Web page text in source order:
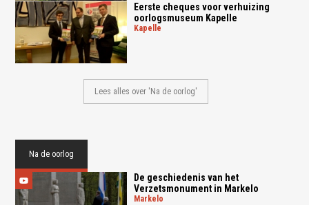
Eerste cheques voor verhuizing
oorlogsmuseum Kapelle
kapelle
Lees alles over 'Na de oorlog'
Na de oorlog
De geschiedenis van het
Verzetsmonument in Markelo
markelo